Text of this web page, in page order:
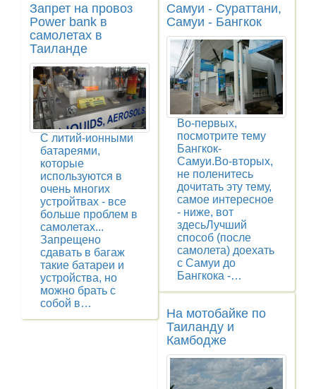
Запрет на провоз
Power bank в
самолетах в
Таиланде
С литий-ионными
батареями,
которые
используются в
очень многих
устройтвах - все
больше проблем в
самолетах...
Запрещено
сдавать в багаж
такие батареи и
устройства, но
можно брать с
собой в…
Самуи - Сураттани,
Самуи - Бангкок
Во-первых,
посмотрите тему
Бангкок-
Самуи.Во-вторых,
не поленитесь
дочитать эту тему,
самое интересное
- ниже, вот
здесьЛучший
способ (после
самолета) доехать
с Самуи до
Бангкока -…
На мотобайке по
Таиланду и
Камбодже